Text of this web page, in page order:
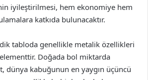
iyileştirilmesi, hem ekonomiye hem
katkıda bulunacaktır.
tabloda genellikle metalik özellikleri
Doğada bol miktarda
dünya kabuğunun en yaygın üçüncü